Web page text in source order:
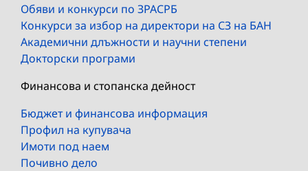
Обяви и конкурси по ЗРАСРБ
Конкурси за избор на директори на СЗ на БАН
Академични длъжности и научни степени
Докторски програми
Финансова и стопанска дейност
Бюджет и финансова информация
Профил на купувача
Имоти под наем
Почивно дело